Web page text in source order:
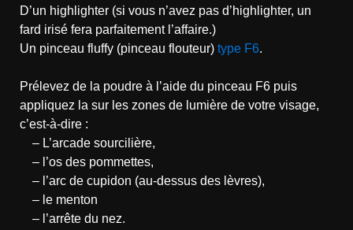
D’un highlighter (si vous n’avez pas d’highlighter, un
fard irisé fera parfaitement l’affaire.)
Un pinceau fluffy (pinceau flouteur) type F6.
Prélevez de la poudre à l’aide du pinceau F6 puis
appliquez la sur les zones de lumière de votre visage,
c’est-à-dire :
– L’arcade sourcilière,
– l’os des pommettes,
– l’arc de cupidon (au-dessus des lèvres),
– le menton
– l’arrête du nez.